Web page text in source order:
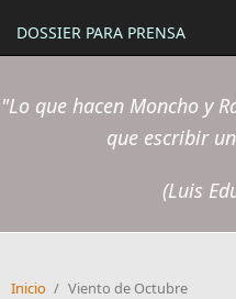
DOSSIER PARA PRENSA
"Lo que hacen Moncho y
que escribir
(Luis
Inicio / Viento de Octubre